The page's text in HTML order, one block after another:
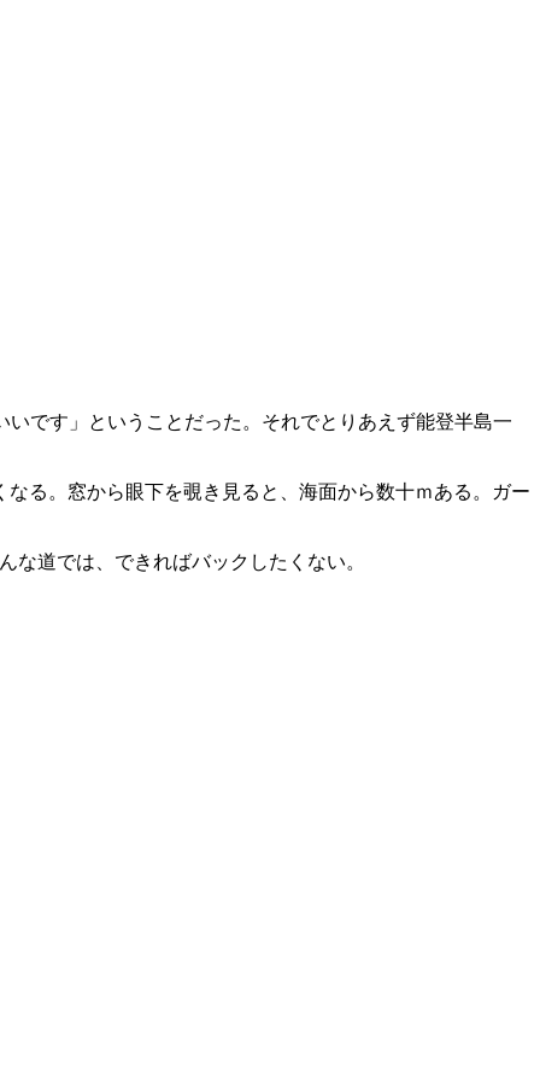
です」ということだった。それでとりあえず能登半島一
る。窓から眼下を覗き見ると、海面から数十ｍある。ガー
道では、できればバックしたくない。